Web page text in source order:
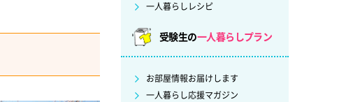
一人暮らしレシピ
受験生の一人暮らしプラン
お部屋情報お届けします
一人暮らし応援マガジン